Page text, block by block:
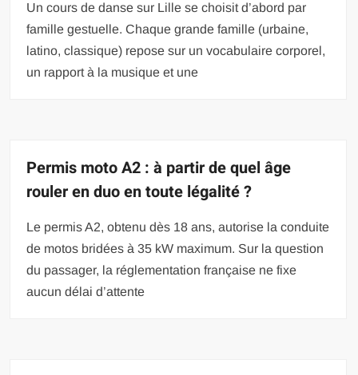
Un cours de danse sur Lille se choisit d’abord par
famille gestuelle. Chaque grande famille (urbaine,
latino, classique) repose sur un vocabulaire corporel,
un rapport à la musique et une
Permis moto A2 : à partir de quel âge
rouler en duo en toute légalité ?
Le permis A2, obtenu dès 18 ans, autorise la conduite
de motos bridées à 35 kW maximum. Sur la question
du passager, la réglementation française ne fixe
aucun délai d’attente